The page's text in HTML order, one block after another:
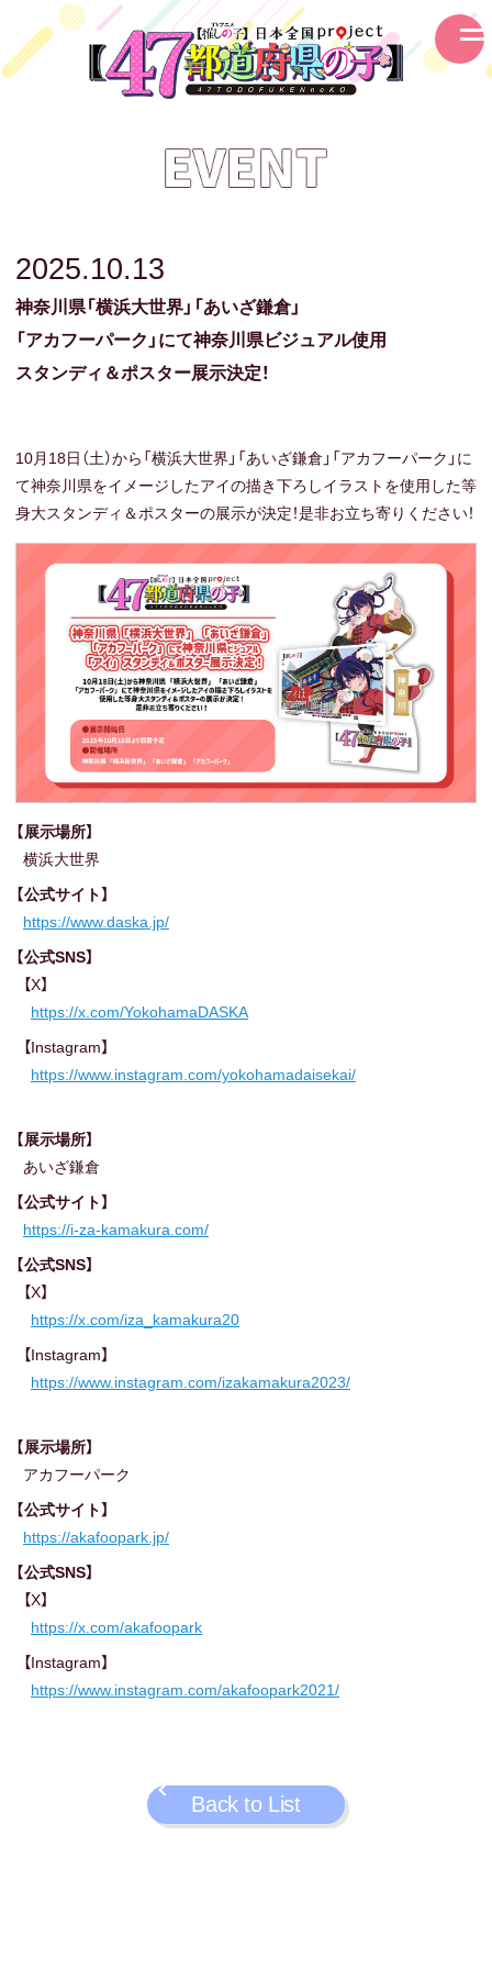
2025.10.13
神奈川県「横浜大世界」 「あいざ鎌倉」
「アカフーパーク」にて神奈川県ビジュアル使用
スタンディ＆ポスター展示決定！
10月18日（土）から「横浜大世界」「あいざ鎌倉」「アカフーパーク」に
て神奈川県をイメージしたアイの描き下ろしイラストを使用した等
身大スタンディ＆ポスターの展示が決定！是非お立ち寄りください！
【展示場所】
横浜大世界
【公式サイト】
https://www.daska.jp/
【公式SNS】
【X】
https://x.com/YokohamaDASKA
【Instagram】
https://www.instagram.com/yokohamadaisekai/
【展示場所】
あいざ鎌倉
【公式サイト】
https://i-za-kamakura.com/
【公式SNS】
【X】
https://x.com/iza_kamakura20
【Instagram】
https://www.instagram.com/izakamakura2023/
【展示場所】
アカフーパーク
【公式サイト】
https://akafoopark.jp/
【公式SNS】
【X】
https://x.com/akafoopark
【Instagram】
https://www.instagram.com/akafoopark2021/
Back to List